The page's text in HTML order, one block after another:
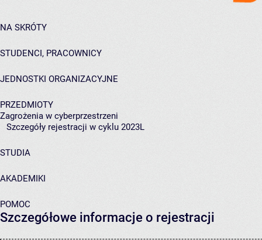
NA SKRÓTY
STUDENCI, PRACOWNICY
JEDNOSTKI ORGANIZACYJNE
PRZEDMIOTY
Zagrożenia w cyberprzestrzeni
Szczegóły rejestracji w cyklu 2023L
STUDIA
AKADEMIKI
POMOC
Szczegółowe informacje o rejestracji